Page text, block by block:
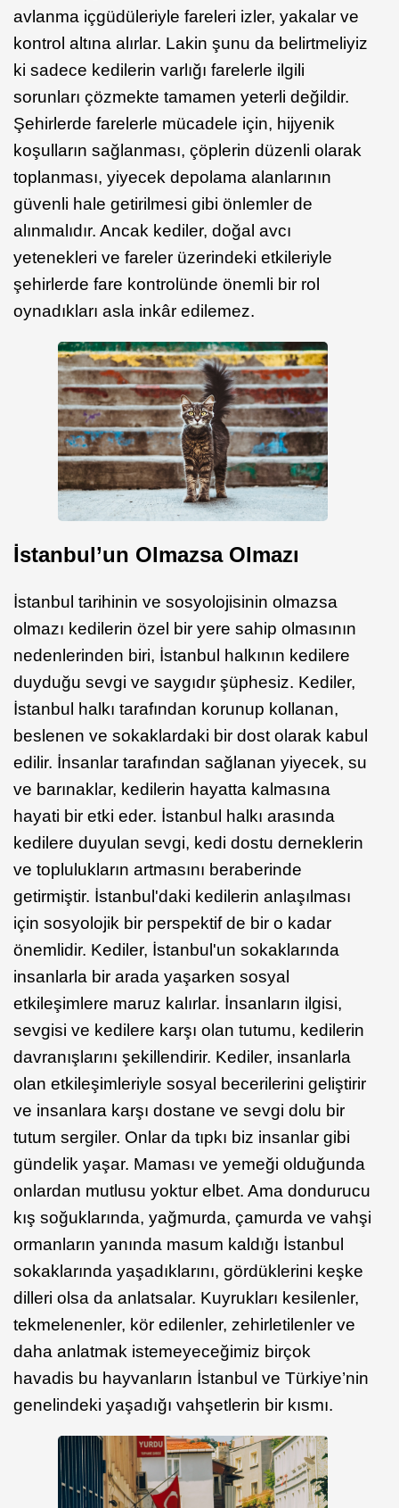
avlanma içgüdüleriyle fareleri izler, yakalar ve
kontrol altına alırlar. Lakin şunu da belirtmeliyiz
ki sadece kedilerin varlığı farelerle ilgili
sorunları çözmekte tamamen yeterli değildir.
Şehirlerde farelerle mücadele için, hijyenik
koşulların sağlanması, çöplerin düzenli olarak
toplanması, yiyecek depolama alanlarının
güvenli hale getirilmesi gibi önlemler de
alınmalıdır. Ancak kediler, doğal avcı
yetenekleri ve fareler üzerindeki etkileriyle
şehirlerde fare kontrolünde önemli bir rol
oynadıkları asla inkâr edilemez.
İstanbul’un Olmazsa Olmazı
İstanbul tarihinin ve sosyolojisinin olmazsa
olmazı kedilerin özel bir yere sahip olmasının
nedenlerinden biri, İstanbul halkının kedilere
duyduğu sevgi ve saygıdır şüphesiz. Kediler,
İstanbul halkı tarafından korunup kollanan,
beslenen ve sokaklardaki bir dost olarak kabul
edilir. İnsanlar tarafından sağlanan yiyecek, su
ve barınaklar, kedilerin hayatta kalmasına
hayati bir etki eder. İstanbul halkı arasında
kedilere duyulan sevgi, kedi dostu derneklerin
ve toplulukların artmasını beraberinde
getirmiştir. İstanbul'daki kedilerin anlaşılması
için sosyolojik bir perspektif de bir o kadar
önemlidir. Kediler, İstanbul'un sokaklarında
insanlarla bir arada yaşarken sosyal
etkileşimlere maruz kalırlar. İnsanların ilgisi,
sevgisi ve kedilere karşı olan tutumu, kedilerin
davranışlarını şekillendirir. Kediler, insanlarla
olan etkileşimleriyle sosyal becerilerini geliştirir
ve insanlara karşı dostane ve sevgi dolu bir
tutum sergiler. Onlar da tıpkı biz insanlar gibi
gündelik yaşar. Maması ve yemeği olduğunda
onlardan mutlusu yoktur elbet. Ama dondurucu
kış soğuklarında, yağmurda, çamurda ve vahşi
ormanların yanında masum kaldığı İstanbul
sokaklarında yaşadıklarını, gördüklerini keşke
dilleri olsa da anlatsalar. Kuyrukları kesilenler,
tekmelenenler, kör edilenler, zehirletilenler ve
daha anlatmak istemeyeceğimiz birçok
havadis bu hayvanların İstanbul ve Türkiye’nin
genelindeki yaşadığı vahşetlerin bir kısmı.